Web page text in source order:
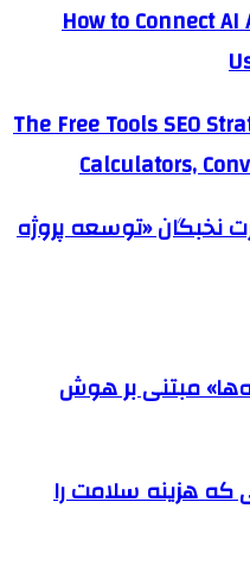
How to Connect
The Free Tools SEO
Calculators,
نخبگان «توسعه پروژه
مبتنی بر هوش
که هزینه سلامت را